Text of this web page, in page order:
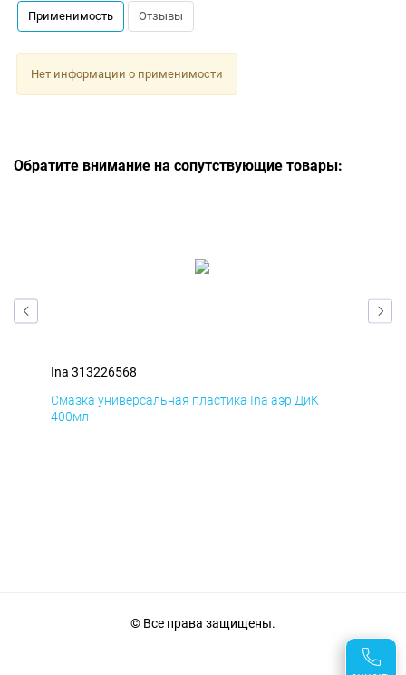
Применимость Отзывы
Нет информации о применимости
Обратите внимание на сопутствующие товары:
Ina 313226568
Смазка универсальная пластика Ina аэр ДиК
400мл
© Все права защищены.